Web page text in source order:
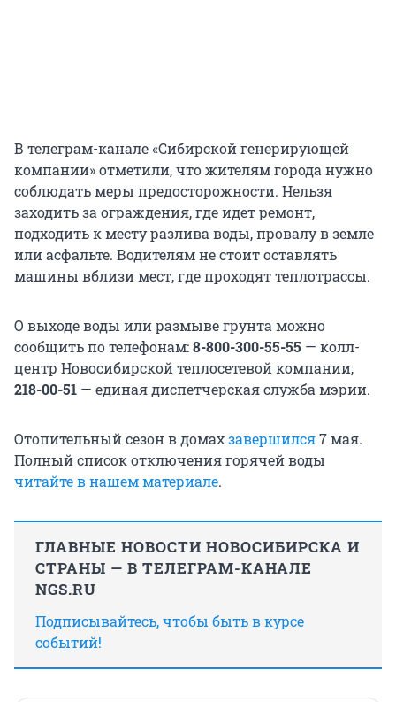
В телеграм-канале «Сибирской генерирующей
компании» отметили, что жителям города нужно
соблюдать меры предосторожности. Нельзя
заходить за ограждения, где идет ремонт,
подходить к месту разлива воды, провалу в земле
или асфальте. Водителям не стоит оставлять
машины вблизи мест, где проходят теплотрассы.
О выходе воды или размыве грунта можно
сообщить по телефонам:8-800-300-55-55 — колл-
центр Новосибирской теплосетевой компании,
218-00-51 — единая диспетчерская служба мэрии.
Отопительный сезон в домахзавершился7 мая.
Полный список отключения горячей воды
читайте в нашем материале.
ГЛАВНЫЕ НОВОСТИ НОВОСИБИРСКА И
СТРАНЫ — В ТЕЛЕГРАМ-КАНАЛЕ
NGS.RU
Подписывайтесь, чтобы быть в курсе
событий!